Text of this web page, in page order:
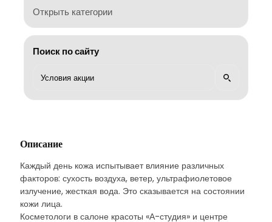
Открыть категории
Поиск по сайту
Описание
Каждый день кожа испытывает влияние различных
факторов: сухость воздуха, ветер, ультрафиолетовое
излучение, жесткая вода. Это сказывается на состоянии
кожи лица.
Косметологи в салоне красоты «А-студия» и центре